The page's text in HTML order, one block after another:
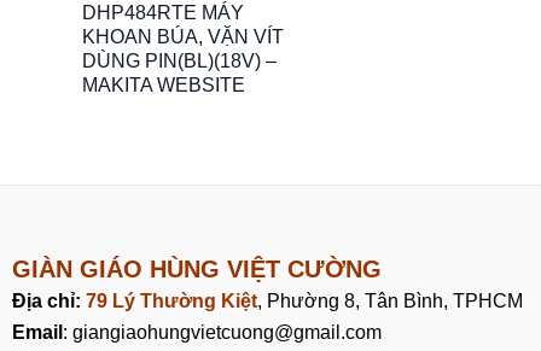
DHP484RTE MÁY
KHOAN BÚA, VẶN VÍT
DÙNG PIN(BL)(18V) –
MAKITA WEBSITE
GIÀN GIÁO HÙNG VIỆT CƯỜNG
Địa chỉ: 79 Lý Thường Kiệt, Phường 8, Tân Bình, TPHCM
Email : giangiaohungvietcuong@gmail.com